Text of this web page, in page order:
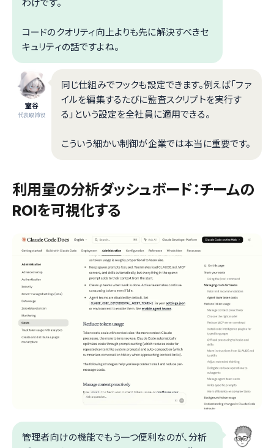
わけです。
コードのクオリティ向上よりも先に解決すべきセ
キュリティの話ですよね。
室谷
代表取締役
同じ仕組みでフックも設定できます。例えば「ファ
イルを編集するたびに監査スクリプトを実行す
る」という設定を全社員に適用できる。
こういう細かい制御が企業では本当に重要です。
利用量の分析ダッシュボード：チームの
ROIを可視化する
管理者向けの機能でもう一つ便利なのが、分析